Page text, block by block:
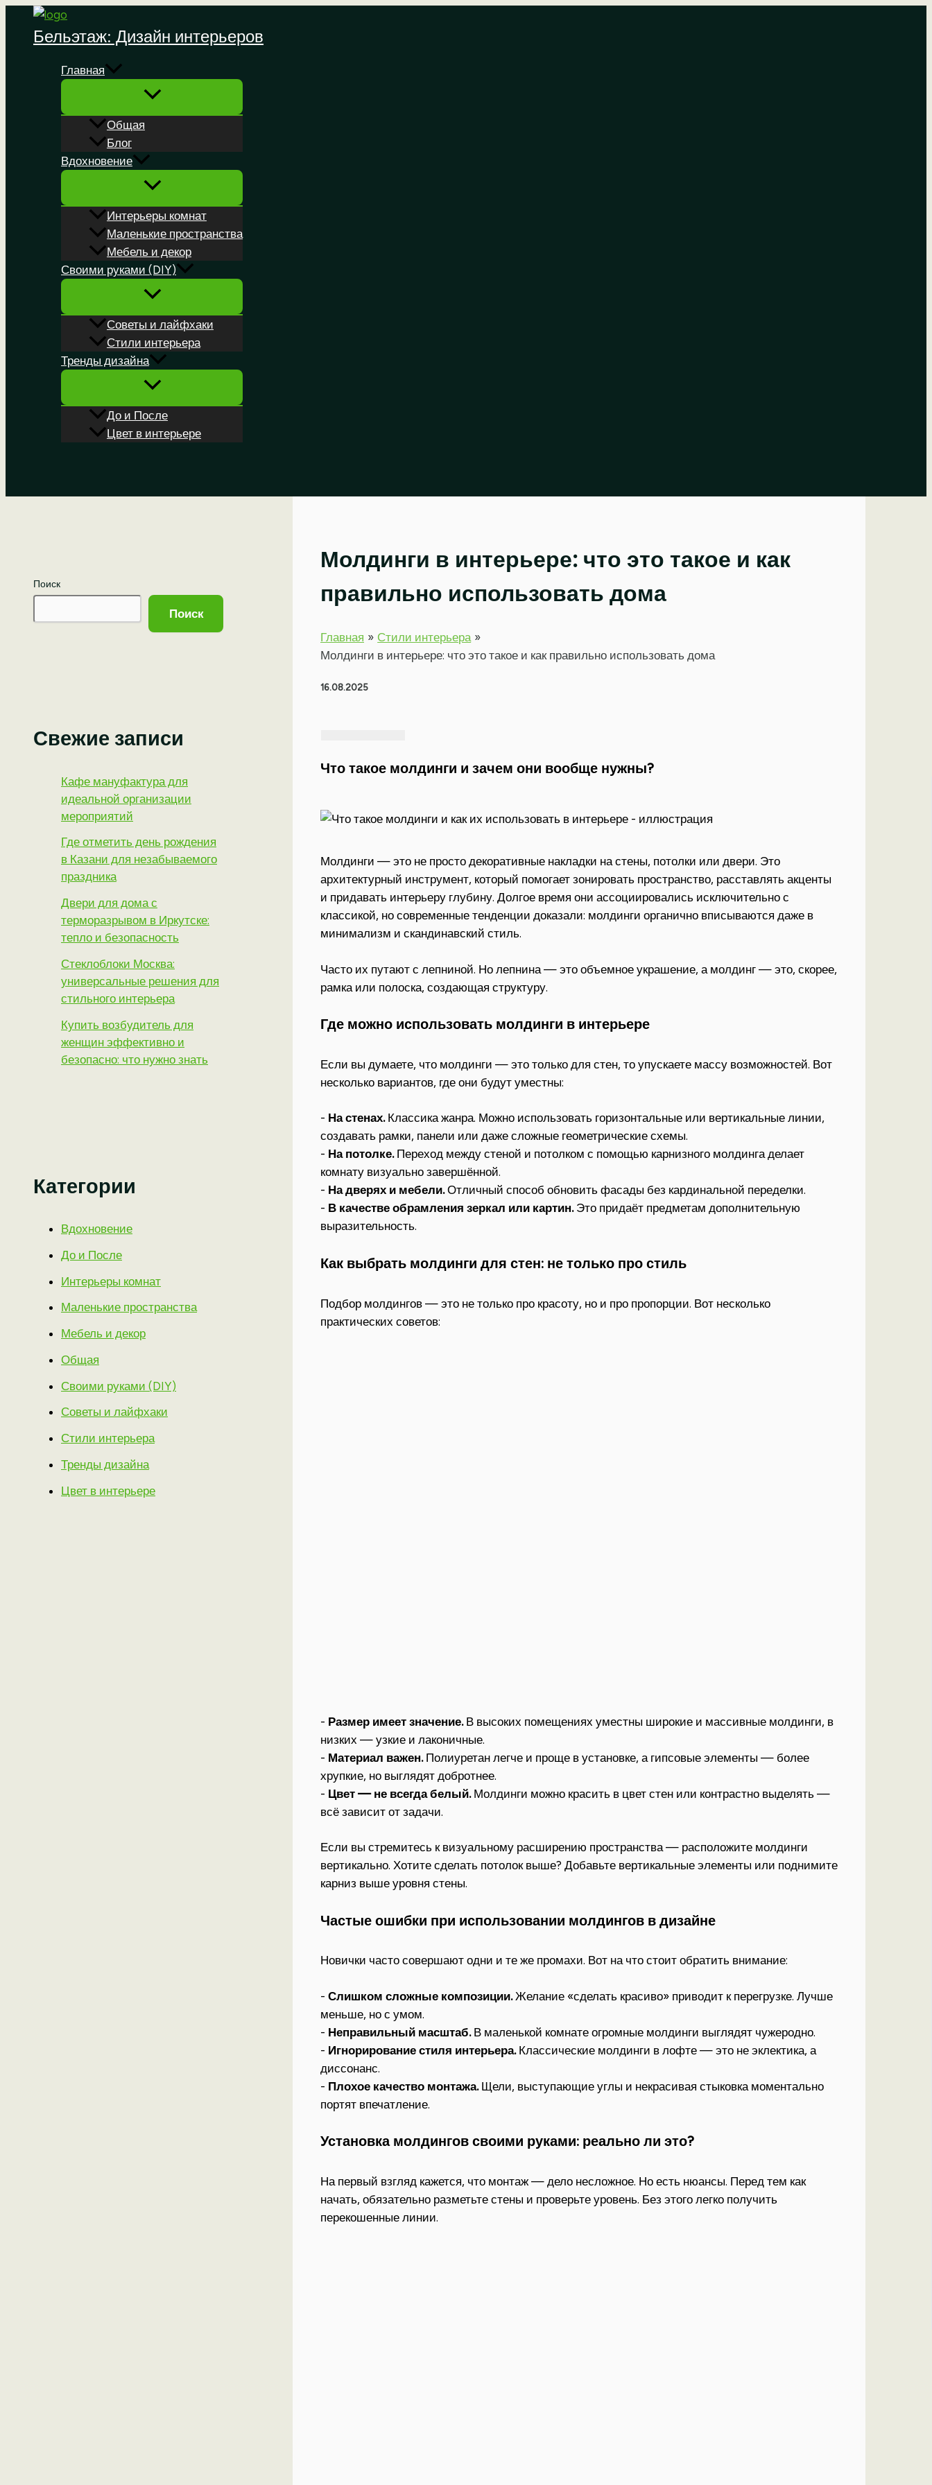
Перейти
Бельэтаж: Дизайн интерьеров
Главная
Общая
Блог
Вдохновение
Интерьеры комнат
Маленькие пространства
Мебель и декор
Своими руками (DIY)
Советы и лайфхаки
Стили интерьера
Тренды дизайна
До и После
Цвет в интерьере
Поиск
Поиск
Свежие записи
Кафе мануфактура для
идеальной организации
мероприятий
Где отметить день рождения
в Казани для незабываемого
праздника
Двери для дома с
терморазрывом в Иркутске:
тепло и безопасность
Стеклоблоки Москва:
универсальные решения для
стильного интерьера
Купить возбудитель для
женщин эффективно и
безопасно: что нужно знать
Категории
Вдохновение
До и После
Интерьеры комнат
Маленькие пространства
Мебель и декор
Общая
Своими руками (DIY)
Советы и лайфхаки
Стили интерьера
Тренды дизайна
Цвет в интерьере
Молдинги в интерьере: что это такое и как
правильно использовать дома
Главная
Стили интерьера
Молдинги в интерьере: что это такое и как правильно использовать дома
16.08.2025
Что такое молдинги и зачем они вообще нужны?
Молдинги — это не просто декоративные накладки на стены, потолки или двери. Это
архитектурный инструмент, который помогает зонировать пространство, расставлять акценты
и придавать интерьеру глубину. Долгое время они ассоциировались исключительно с
классикой, но современные тенденции доказали: молдинги органично вписываются даже в
минимализм и скандинавский стиль.
Часто их путают с лепниной. Но лепнина — это объемное украшение, а молдинг — это, скорее,
рамка или полоска, создающая структуру.
Где можно использовать молдинги в интерьере
Если вы думаете, что молдинги — это только для стен, то упускаете массу возможностей. Вот
несколько вариантов, где они будут уместны:
- На стенах.Классика жанра. Можно использовать горизонтальные или вертикальные линии,
создавать рамки, панели или даже сложные геометрические схемы.
- На потолке.Переход между стеной и потолком с помощью карнизного молдинга делает
комнату визуально завершённой.
- На дверях и мебели.Отличный способ обновить фасады без кардинальной переделки.
- В качестве обрамления зеркал или картин.Это придаёт предметам дополнительную
выразительность.
Как выбрать молдинги для стен: не только про стиль
Подбор молдингов — это не только про красоту, но и про пропорции. Вот несколько
практических советов:
- Размер имеет значение.В высоких помещениях уместны широкие и массивные молдинги, в
низких — узкие и лаконичные.
- Материал важен.Полиуретан легче и проще в установке, а гипсовые элементы — более
хрупкие, но выглядят добротнее.
- Цвет — не всегда белый.Молдинги можно красить в цвет стен или контрастно выделять —
всё зависит от задачи.
Если вы стремитесь к визуальному расширению пространства — расположите молдинги
вертикально. Хотите сделать потолок выше? Добавьте вертикальные элементы или поднимите
карниз выше уровня стены.
Частые ошибки при использовании молдингов в дизайне
Новички часто совершают одни и те же промахи. Вот на что стоит обратить внимание:
- Слишком сложные композиции.Желание «сделать красиво» приводит к перегрузке. Лучше
меньше, но с умом.
- Неправильный масштаб.В маленькой комнате огромные молдинги выглядят чужеродно.
- Игнорирование стиля интерьера.Классические молдинги в лофте — это не эклектика, а
диссонанс.
- Плохое качество монтажа.Щели, выступающие углы и некрасивая стыковка моментально
портят впечатление.
Установка молдингов своими руками: реально ли это?
На первый взгляд кажется, что монтаж — дело несложное. Но есть нюансы. Перед тем как
начать, обязательно разметьте стены и проверьте уровень. Без этого легко получить
перекошенные линии.